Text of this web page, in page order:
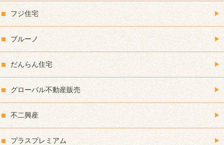
フジ住宅
ブルーノ
だんらん住宅
グローバル不動産販売
不二興産
プラスプレミアム